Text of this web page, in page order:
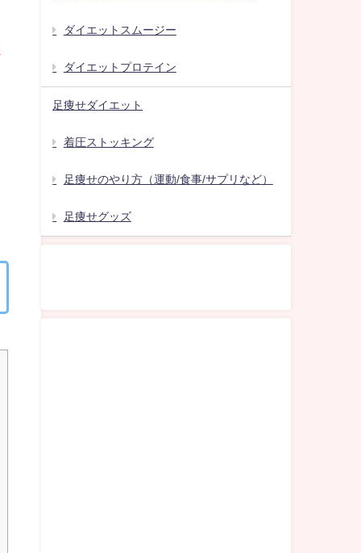
ダイエットスムージー
ダイエットプロテイン
足痩せダイエット
着圧ストッキング
足痩せのやり方（運動/食事/サプリなど）
足痩せグッズ